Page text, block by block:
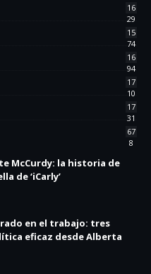
16
29
15
74
16
94
17
10
17
31
67
8
McCurdy: la historia de
de ‘iCarly’
en el trabajo: tres
eficaz desde Alberta